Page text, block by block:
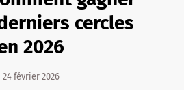
cercles
2026
24 février 2026